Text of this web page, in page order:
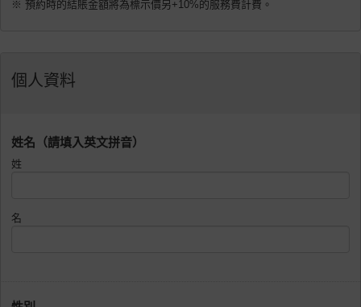
※ 預約時的結賬金額將為標示價另+10%的服務費計費。
個人資料
姓名（請填入英文拼音）
姓
名